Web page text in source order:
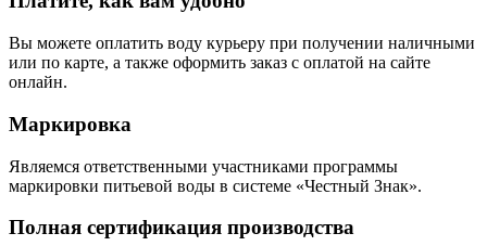
Вы можете оплатить воду курьеру при получении наличными
или по карте, а также оформить заказ с оплатой на сайте
онлайн.
Маркировка
Являемся ответственными участниками программы
маркировки питьевой воды в системе «Честный Знак».
Полная сертификация производства